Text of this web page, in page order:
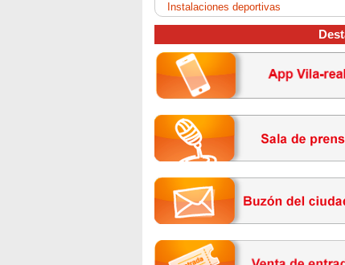
Instalaciones deportivas